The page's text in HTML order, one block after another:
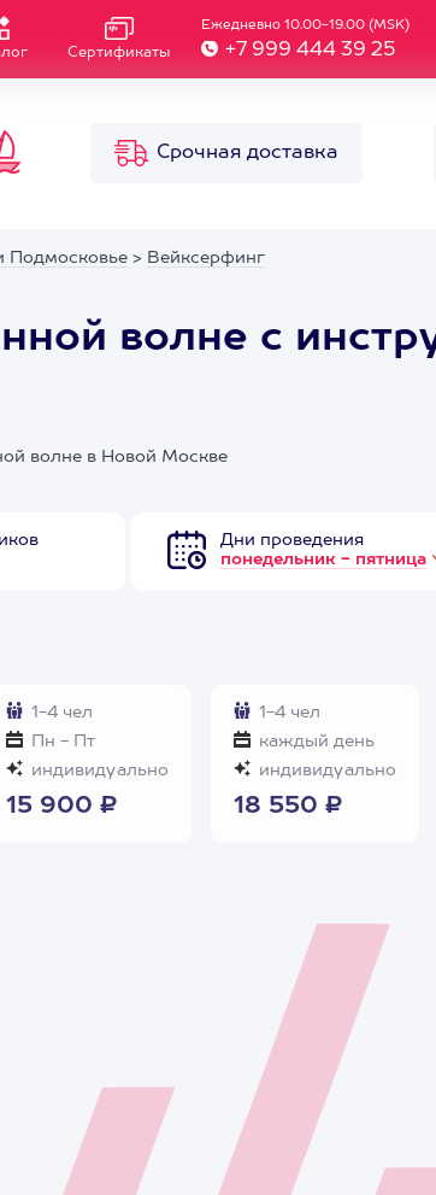
Сертификаты
Ежедневно 10.00-19.00 (MSK)
+7 999 444 39 25
Срочная доставка
Подмосковье > Вейксерфинг
волне с
волне в Новой Москве
Дни проведения
понедельник - пятница
1-4 чел
Пн - Пт
индивидуально
15 900 ₽
1-4 чел
каждый день
индивидуально
18 550 ₽